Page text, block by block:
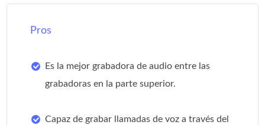
Pros
Es la mejor grabadora de audio entre las
grabadoras en la parte superior.
Capaz de grabar llamadas de voz a través del